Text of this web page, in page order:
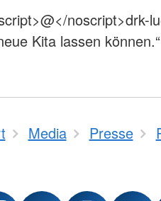
noscript>drk-
Kita lassen können.“
Media Presse